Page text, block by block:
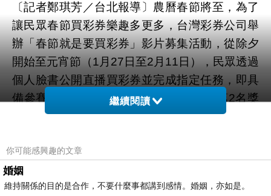
〔記者鄭琪芳／台北報導〕農曆春節將至，為了
讓民眾春節買彩券樂趣多更多，台灣彩券公司舉
辦「春節就是要買彩券」影片募集活動，從除夕
開始至元宵節（1月27日至2月11日），民眾透過
個人臉書公開直播買彩券並完成指定任務，即具
備參賽資格，第1名可獲得獎金8萬元、第2名獎
金5萬元、第3名獎金2萬元，還有20名佳作獎金
加碼活動，同時推出多款春節限定刮刮樂，100
萬元以上獎項總計1045個。此外，台彩特別舉辦
「春節就是要買彩券」影片募集活動，只要利用
繼續閱讀
你可能感興趣的文章
婚姻
維持關係的目的是合作，不要什麼事都講到感情。婚姻，亦如是。